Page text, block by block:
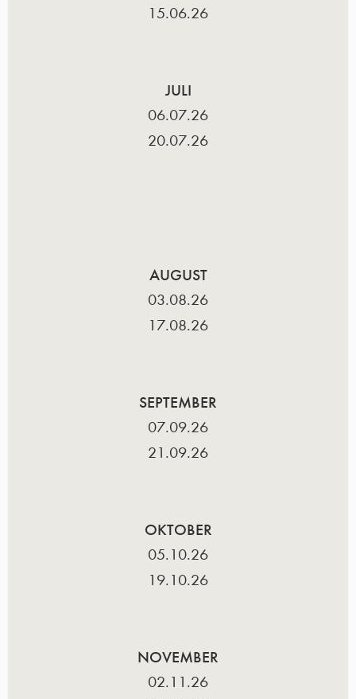
15.06.26
JULI
06.07.26
20.07.26
AUGUST
03.08.26
17.08.26
SEPTEMBER
07.09.26
21.09.26
OKTOBER
05.10.26
19.10.26
NOVEMBER
02.11.26